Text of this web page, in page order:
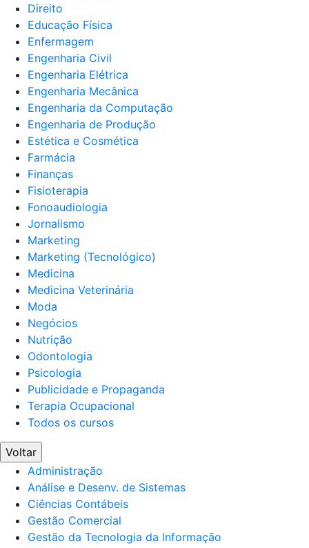
Direito
Educação Física
Enfermagem
Engenharia Civil
Engenharia Elétrica
Engenharia Mecânica
Engenharia da Computação
Engenharia de Produção
Estética e Cosmética
Farmácia
Finanças
Fisioterapia
Fonoaudiologia
Jornalismo
Marketing
Marketing (Tecnológico)
Medicina
Medicina Veterinária
Moda
Negócios
Nutrição
Odontologia
Psicologia
Publicidade e Propaganda
Terapia Ocupacional
Todos os cursos
Voltar
Administração
Análise e Desenv. de Sistemas
Ciências Contábeis
Gestão Comercial
Gestão da Tecnologia da Informação